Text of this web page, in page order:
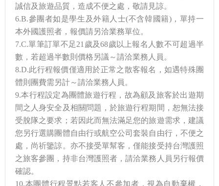
誠信及旅遊品質，造成不便之處，敬請見諒。
6.B.參團者如是學生及外籍人士(不含韓國籍)，單持一
本外國護照者，報價請另洽業務單位。
7.C.單筆訂單不足21歲及68歲以上報名人數不可超過半
數，若超過半數則價格另議～請洽業務人員。
8.D.此行程報價僅適用於正常之散客報名，如遇特殊團
體則團費需另計～請洽業務人員。
9.本行程設定為團體旅遊行程，故為顧及旅客於出遊期
間之人身安全及相關問題，於旅遊行程期間，恕無法接
受脫隊之要求；若因此而無法滿足您的旅遊需求，建議
您另行選購團體自由行或航空公司套裝自由行，不便之
處，尚祈鑒諒。亦不接受單幫客，僅能接受持台灣護照
之旅客參團，持非台灣護照者，請洽業務人員另行報價
確認。
10.本團體行程景點若客人不參加者，視為自動棄權，